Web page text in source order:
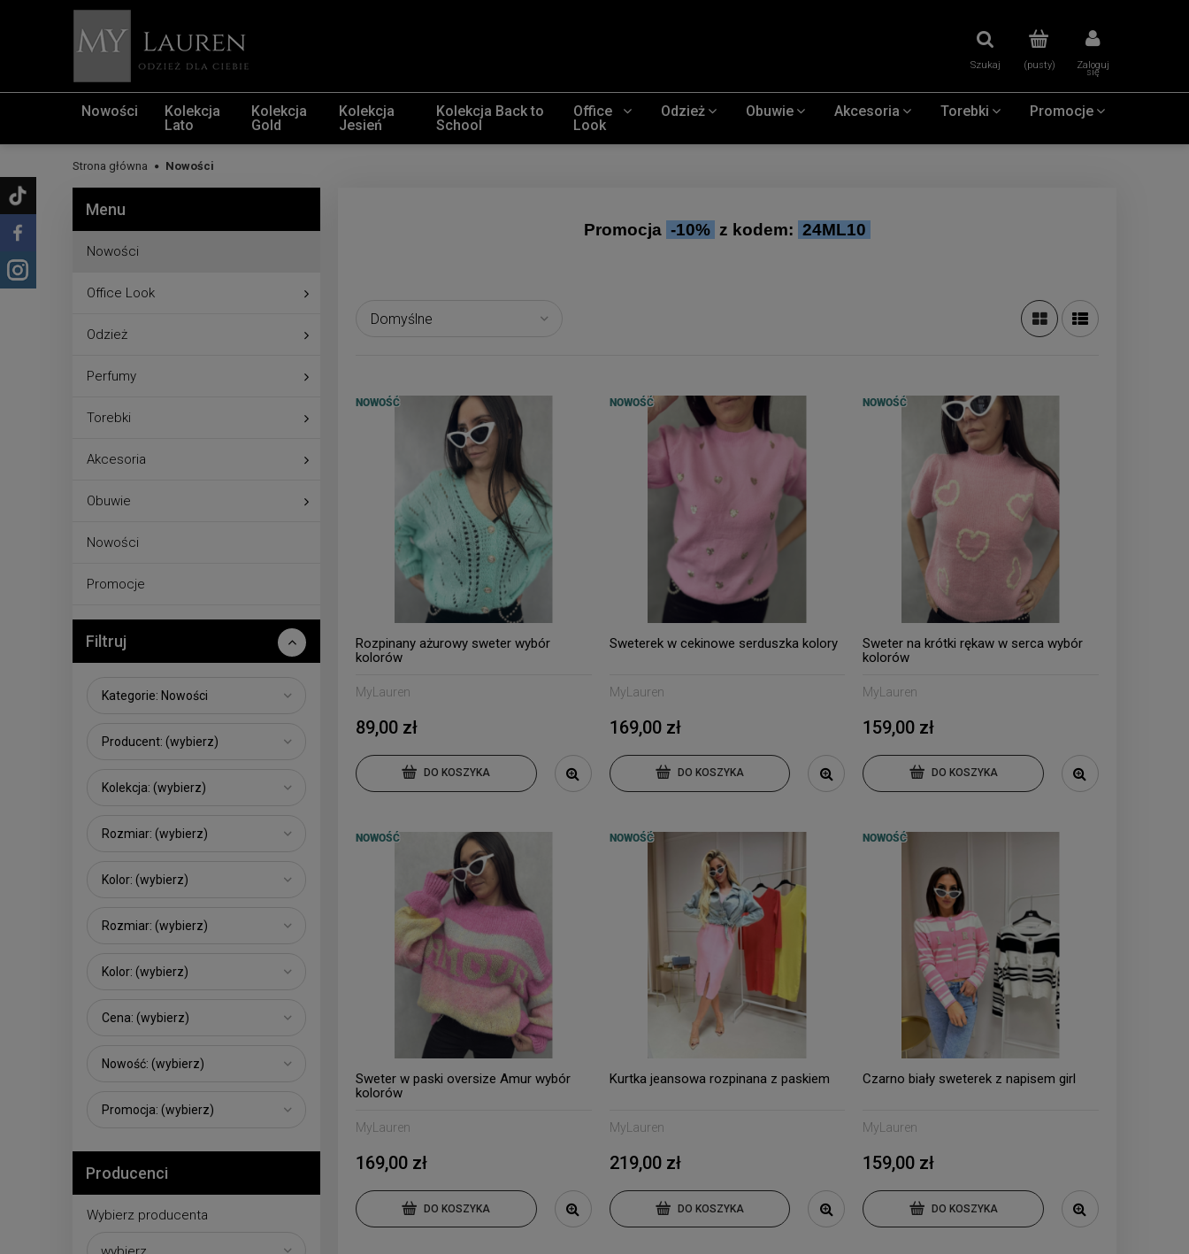
(pusty) Zaloguj
się
Szukaj
Nowości
Kolekcja
Lato
Kolekcja
Gold
Kolekcja
Jesień
Kolekcja Back to
School
Office
Look
Odzież Obuwie Akcesoria Torebki Promocje
Strona główna Nowości
Menu
Nowości
Office Look
Odzież
Perfumy
Torebki
Akcesoria
Obuwie
Nowości
Promocje
Filtruj
Kategorie: Nowości
Producent: (wybierz)
Kolekcja: (wybierz)
Rozmiar: (wybierz)
Kolor: (wybierz)
Rozmiar: (wybierz)
Kolor: (wybierz)
Cena: (wybierz)
Nowość: (wybierz)
Promocja: (wybierz)
Producenci
Wybierz producenta
Promocja -10% z kodem: 24ML10
Rozpinany ażurowy sweter wybór
kolorów
MyLauren
89,00 zł
DO KOSZYKA
NOWOŚĆ
Sweterek w cekinowe serduszka kolory
MyLauren
169,00 zł
DO KOSZYKA
NOWOŚĆ
Sweter na krótki rękaw w serca wybór
kolorów
MyLauren
159,00 zł
DO KOSZYKA
NOWOŚĆ
Sweter w paski oversize Amur wybór
kolorów
MyLauren
169,00 zł
DO KOSZYKA
NOWOŚĆ
Kurtka jeansowa rozpinana z paskiem
MyLauren
219,00 zł
DO KOSZYKA
NOWOŚĆ
Czarno biały sweterek z napisem girl
MyLauren
159,00 zł
DO KOSZYKA
NOWOŚĆ